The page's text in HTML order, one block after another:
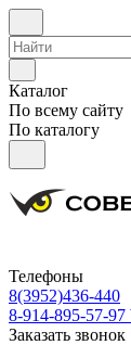
Каталог
По всему сайту
По каталогу
Телефоны
8(3952)436-440
8-914-895-57-97
Заказать звонок